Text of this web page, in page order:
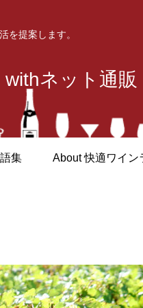
を提案します。
ネット通販
集 About 快適ワイン